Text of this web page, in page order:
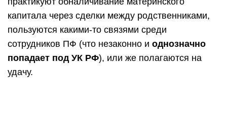
капитала через сделки между родственниками,
пользуются какими-то связями среди
сотрудников ПФ (что незаконно и однозначно
попадает под УК РФ), или же полагаются на
удачу.